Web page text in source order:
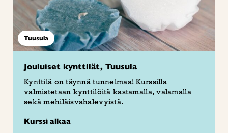
Tuusula
Jouluiset kynttilät, Tuusula
Kynttilä on täynnä tunnelmaa! Kurssilla
valmistetaan kynttilöitä kastamalla, valamalla
sekä mehiläisvahalevyistä.
Kurssi alkaa